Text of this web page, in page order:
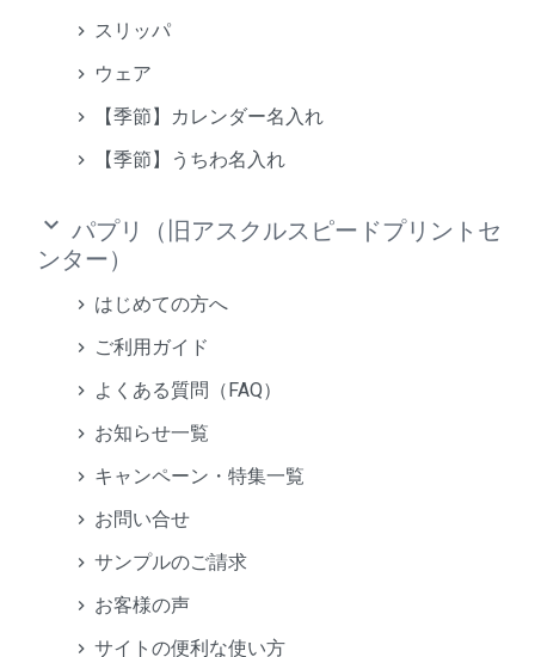
スリッパ
ウェア
【季節】カレンダー名入れ
【季節】うちわ名入れ
keyboard_arrow_down パプリ（旧アスクルスピードプリントセ
ンター）
はじめての方へ
ご利用ガイド
よくある質問（FAQ）
お知らせ一覧
キャンペーン・特集一覧
お問い合せ
サンプルのご請求
お客様の声
サイトの便利な使い方